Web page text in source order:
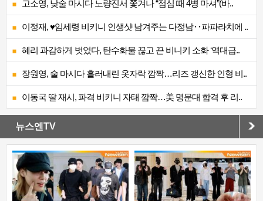
고소영, 낮술 마시다 노량진서 쫓겨나 “점심 때 4병 마셔”(바..
이정재, ♥임세령 비키니 인생샷 남겨주는 다정남‥파파라치에 ..
혜리 과감하게 벗었다, 탄수화물 끊고 끈 비니키 소화 ‘역대급..
장원영, 술 마시다 흘러내린 옷자락 깜짝…리즈 갱신한 인형 비..
이동국 딸 재시, 파격 비키니 자태 깜짝…美 명문대 합격 후 리..
뉴스엔TV